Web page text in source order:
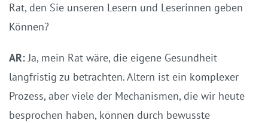
Rat, den Sie unseren Lesern und Leserinnen geben
Können?
AR:Ja, mein Rat wäre, die eigene Gesundheit
langfristig zu betrachten. Altern ist ein komplexer
Prozess, aber viele der Mechanismen, die wir heute
besprochen haben, können durch bewusste